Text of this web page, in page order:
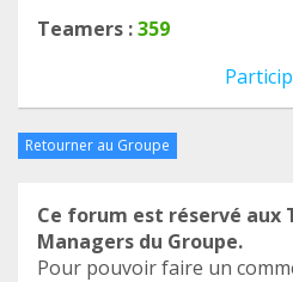
Teamers :359
Retourner au Groupe
Ce forum est réservé aux
Managers du Groupe.
Pour pouvoir faire un